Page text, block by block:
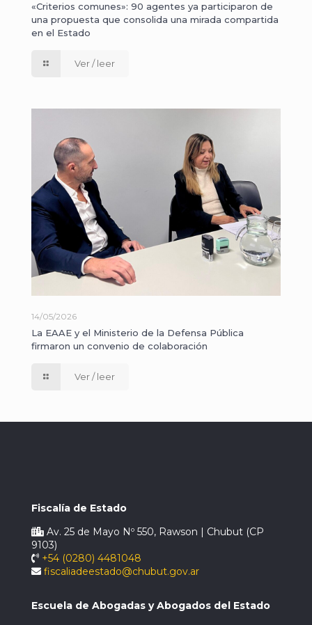
«Criterios comunes»: 90 agentes ya participaron de
una propuesta que consolida una mirada compartida
en el Estado
Ver / leer
14/05/2026
La EAAE y el Ministerio de la Defensa Pública
firmaron un convenio de colaboración
Ver / leer
Fiscalía de Estado
Av. 25 de Mayo Nº 550, Rawson | Chubut (CP
9103)
+54 (0280) 4481048
fiscaliadeestado@chubut.gov.ar
Escuela de Abogadas y Abogados del Estado